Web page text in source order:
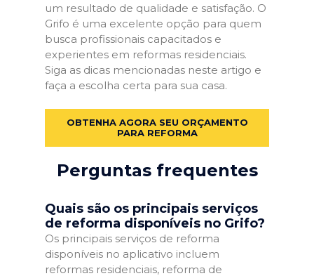
um resultado de qualidade e satisfação. O
Grifo é uma excelente opção para quem
busca profissionais capacitados e
experientes em reformas residenciais.
Siga as dicas mencionadas neste artigo e
faça a escolha certa para sua casa.
OBTENHA AGORA SEU ORÇAMENTO
PARA REFORMA
Perguntas frequentes
Quais são os principais serviços
de reforma disponíveis no Grifo?
Os principais serviços de reforma
disponíveis no aplicativo incluem
reformas residenciais, reforma de